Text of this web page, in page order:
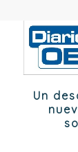
Un